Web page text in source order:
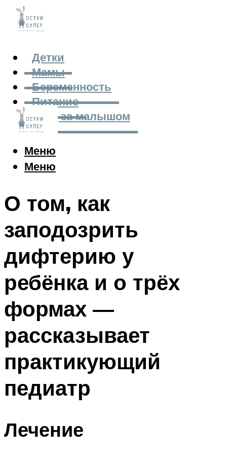
Детки
Мамы
Беременность
Питание
Уход за малышом
Меню
Меню
О том, как
заподозрить
дифтерию у
ребёнка и о трёх
формах —
рассказывает
практикующий
педиатр
Лечение